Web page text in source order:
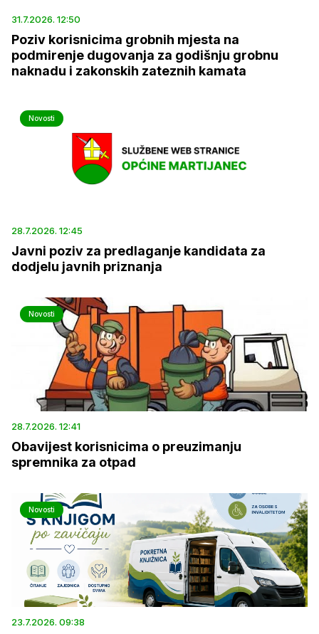
31.7.2026. 12:50
Poziv korisnicima grobnih mjesta na
podmirenje dugovanja za godišnju grobnu
naknadu i zakonskih zateznih kamata
Novosti
28.7.2026. 12:45
Javni poziv za predlaganje kandidata za
dodjelu javnih priznanja
Novosti
28.7.2026. 12:41
Obavijest korisnicima o preuzimanju
spremnika za otpad
Novosti
23.7.2026. 09:38